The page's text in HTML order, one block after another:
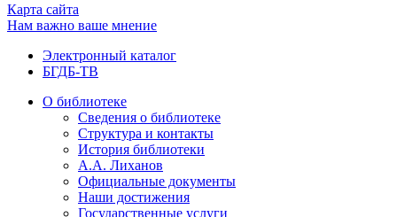
Карта сайта
Нам важно ваше мнение
Электронный каталог
БГДБ-ТВ
О библиотеке
Сведения о библиотеке
Структура и контакты
История библиотеки
А.А. Лиханов
Официальные документы
Наши достижения
Государственные услуги